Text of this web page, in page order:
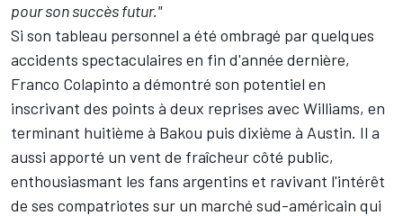
pour son succès futur."
Si son tableau personnel a été ombragé par quelques
accidents spectaculaires en fin d'année dernière,
Franco Colapinto a démontré son potentiel en
inscrivant des points à deux reprises avec Williams, en
terminant huitième à Bakou puis dixième à Austin. Il a
aussi apporté un vent de fraîcheur côté public,
enthousiasmant les fans argentins et ravivant l'intérêt
de ses compatriotes sur un marché sud-américain qui